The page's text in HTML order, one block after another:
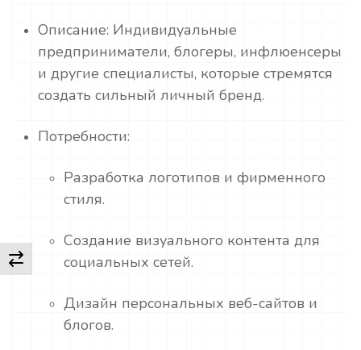
Описание: Индивидуальные
предприниматели, блогеры, инфлюенсеры
и другие специалисты, которые стремятся
создать сильный личный бренд.
Потребности:
Разработка логотипов и фирменного
стиля.
Создание визуального контента для
социальных сетей.
Дизайн персональных веб-сайтов и
блогов.